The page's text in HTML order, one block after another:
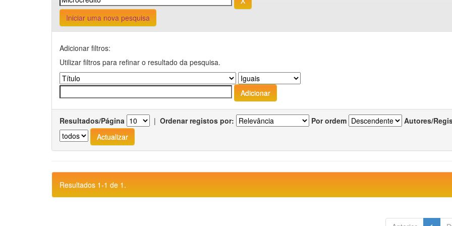
Iniciar uma nova pesquisa
Adicionar filtros:
Utilizar filtros para refinar o resultado da pesquisa.
Resultados/Página | Ordenar registos por: Por ordem Autores/
Resultados 1-1 de 1.